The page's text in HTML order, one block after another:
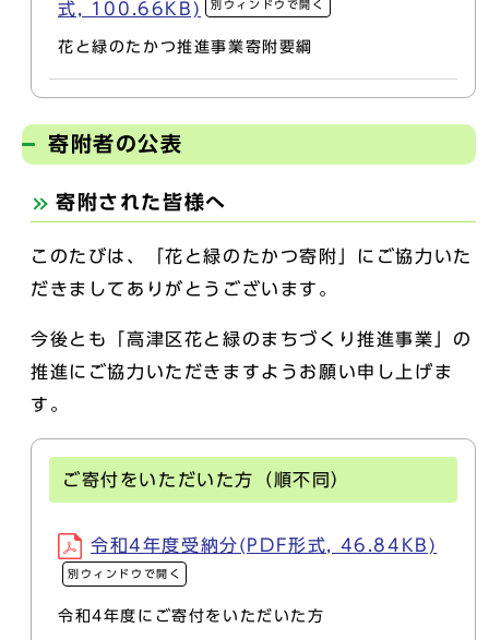
式, 100.66KB) 別ウィンドウで開く
花と緑のたかつ推進事業寄附要綱
寄附者の公表
寄附された皆様へ
このたびは、「花と緑のたかつ寄附」にご協力いた
だきましてありがとうございます。
今後とも「高津区花と緑のまちづくり推進事業」の
推進にご協力いただきますようお願い申し上げま
す。
ご寄付をいただいた方（順不同）
令和4年度受納分(PDF形式, 46.84KB)
別ウィンドウで開く
令和4年度にご寄付をいただいた方